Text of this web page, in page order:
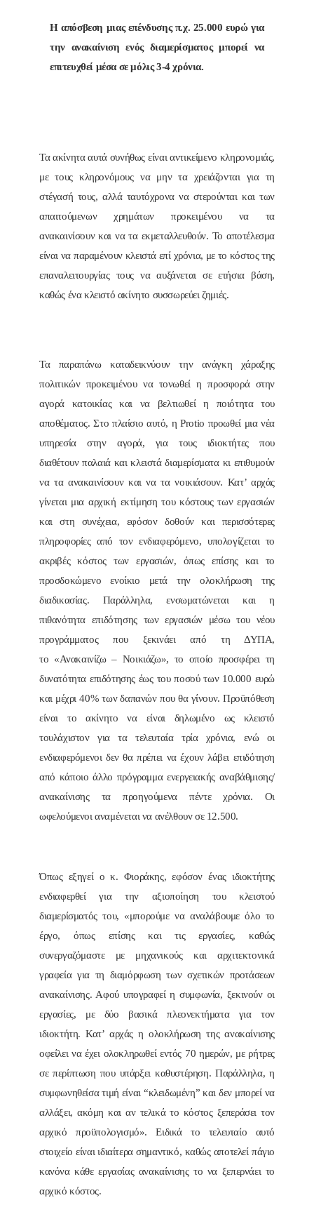
H απόσβεση μιας επένδυσης π.χ. 25.000 ευρώ για
την ανακαίνιση ενός διαμερίσματος μπορεί να
επιτευχθεί μέσα σε μόλις 3-4 χρόνια.
Τα ακίνητα αυτά συνήθως είναι αντικείμενο κληρονομιάς,
με τους κληρονόμους να μην τα χρειάζονται για τη
στέγασή τους, αλλά ταυτόχρονα να στερούνται και των
απαιτούμενων χρημάτων προκειμένου να τα
ανακαινίσουν και να τα εκμεταλλευθούν. Το αποτέλεσμα
είναι να παραμένουν κλειστά επί χρόνια, με το κόστος της
επαναλειτουργίας τους να αυξάνεται σε ετήσια βάση,
καθώς ένα κλειστό ακίνητο συσσωρεύει ζημιές.
Τα παραπάνω καταδεικνύουν την ανάγκη χάραξης
πολιτικών προκειμένου να τονωθεί η προσφορά στην
αγορά κατοικίας και να βελτιωθεί η ποιότητα του
αποθέματος. Στο πλαίσιο αυτό, η Protio προωθεί μια νέα
υπηρεσία στην αγορά, για τους ιδιοκτήτες που
διαθέτουν παλαιά και κλειστά διαμερίσματα κι επιθυμούν
να τα ανακαινίσουν και να τα νοικιάσουν. Κατ’ αρχάς
γίνεται μια αρχική εκτίμηση του κόστους των εργασιών
και στη συνέχεια, εφόσον δοθούν και περισσότερες
πληροφορίες από τον ενδιαφερόμενο, υπολογίζεται το
ακριβές κόστος των εργασιών, όπως επίσης και το
προσδοκώμενο ενοίκιο μετά την ολοκλήρωση της
διαδικασίας. Παράλληλα, ενσωματώνεται και η
πιθανότητα επιδότησης των εργασιών μέσω του νέου
προγράμματος που ξεκινάει από τη ΔΥΠΑ,
το «Ανακαινίζω – Νοικιάζω», το οποίο προσφέρει τη
δυνατότητα επιδότησης έως του ποσού των 10.000 ευρώ
και μέχρι 40% των δαπανών που θα γίνουν. Προϋπόθεση
είναι το ακίνητο να είναι δηλωμένο ως κλειστό
τουλάχιστον για τα τελευταία τρία χρόνια, ενώ οι
ενδιαφερόμενοι δεν θα πρέπει να έχουν λάβει επιδότηση
από κάποιο άλλο πρόγραμμα ενεργειακής αναβάθμισης/
ανακαίνισης τα προηγούμενα πέντε χρόνια. Οι
ωφελούμενοι αναμένεται να ανέλθουν σε 12.500.
Όπως εξηγεί ο κ. Φιοράκης, εφόσον ένας ιδιοκτήτης
ενδιαφερθεί για την αξιοποίηση του κλειστού
διαμερίσματός του, «μπορούμε να αναλάβουμε όλο το
έργο, όπως επίσης και τις εργασίες, καθώς
συνεργαζόμαστε με μηχανικούς και αρχιτεκτονικά
γραφεία για τη διαμόρφωση των σχετικών προτάσεων
ανακαίνισης. Αφού υπογραφεί η συμφωνία, ξεκινούν οι
εργασίες, με δύο βασικά πλεονεκτήματα για τον
ιδιοκτήτη. Κατ’ αρχάς η ολοκλήρωση της ανακαίνισης
οφείλει να έχει ολοκληρωθεί εντός 70 ημερών, με ρήτρες
σε περίπτωση που υπάρξει καθυστέρηση. Παράλληλα, η
συμφωνηθείσα τιμή είναι “κλειδωμένη” και δεν μπορεί να
αλλάξει, ακόμη και αν τελικά το κόστος ξεπεράσει τον
αρχικό προϋπολογισμό». Ειδικά το τελευταίο αυτό
στοιχείο είναι ιδιαίτερα σημαντικό, καθώς αποτελεί πάγιο
κανόνα κάθε εργασίας ανακαίνισης το να ξεπερνάει το
αρχικό κόστος.